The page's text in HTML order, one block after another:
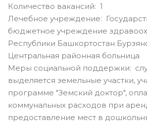
Количество вакансий: 1
Лечебное учреждение:
бюджетное учреждение
Республики Башкортостан
Центральная районная больница
Меры социальной поддержки:
выделяется земельные участки,
программе "Земский доктор",
коммунальных расходов при
предоставление мест в